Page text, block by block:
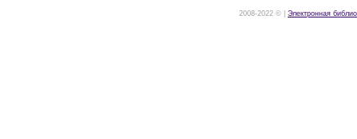
2008-2022 © | Электронная